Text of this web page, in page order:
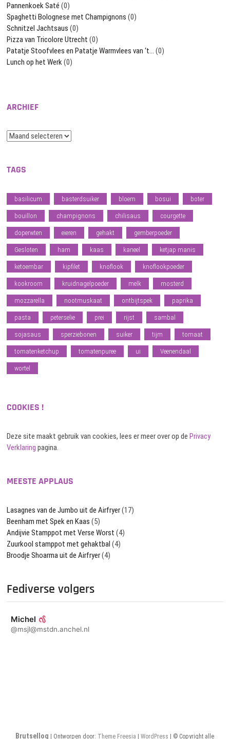
Pannenkoek Saté (0)
Spaghetti Bolognese met Champignons (0)
Schnitzel Jachtsaus (0)
Pizza van Tricolore Utrecht (0)
Patatje Stoofvlees en Patatje Warmvlees van ‘t… (0)
Lunch op het Werk(0)
ARCHIEF
Archief
TAGS
basilicum basterdsuiker bloem bosui boter
bouillon champignons chilisaus courgette
doperwten eieren gehakt gemberpoeder
Gesloten ham kaas kaneel ketjap manis
ketoembar kipfilet knoflook knoflookpoeder
kookroom kruidnagelpoeder melk mosterd
mozzarella nootmuskaat ontbijtspek paprika
pasta peterselie prei rijst sambal
sojasaus sperziebonen suiker tijm tomaat
tomatenketchup tomatenpuree ui Veenendaal
wortel
COOKIES !
Deze site maakt gebruik van cookies, lees er meer over op dePrivacy
Verklaring pagina.
MEESTE APPLAUS
Lasagnes van de Jumbo uit de Airfryer(17)
Beenham met Spek en Kaas (5)
Andijvie Stamppot met Verse Worst (4)
Zuurkool stamppot met gehaktbal (4)
Broodje Shoarma uit de Airfryer(4)
Fediverse volgers
Michel
@msjl@mstdn.anchel.nl
Brutsellog | Ontworpen door: Theme Freesia |WordPress | © Copyright alle